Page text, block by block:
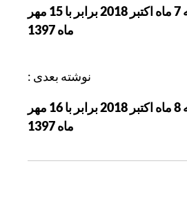
برنامه روز يکشنبه 7 ماه اکتبر 2018 برابر با 15 مهر
ماه 1397
نوشته بعدی :
برنامه روز دوشنبه 8 ماه اکتبر 2018 برابر با 16 مهر
ماه 1397